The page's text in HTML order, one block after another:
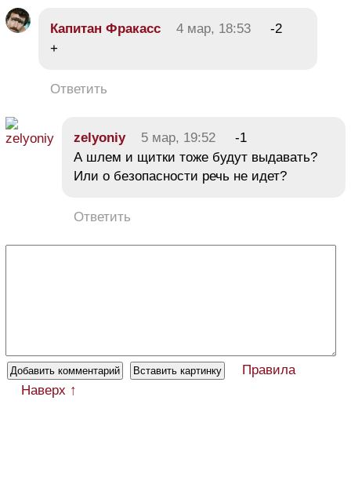
Капитан Фракасс 4 мар, 18:53
-2
+
Ответить
zelyoniy 5 мар, 19:52
-1
А шлем и щитки тоже будут выдавать?
Или о безопасности речь не идет?
Ответить
Правила
Наверх ↑